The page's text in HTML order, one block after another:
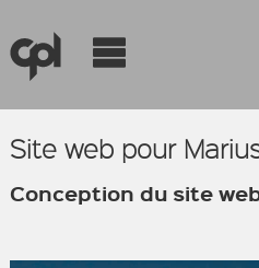
Site web pour
Conception du site